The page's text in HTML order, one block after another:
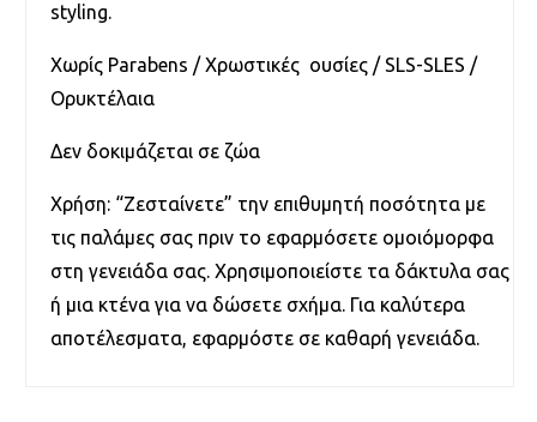
styling.
Χωρίς Parabens / Χρωστικές ουσίες / SLS-SLES /
Ορυκτέλαια
Δεν δοκιμάζεται σε ζώα
Χρήση: “Ζεσταίνετε” την επιθυμητή ποσότητα με
τις παλάμες σας πριν το εφαρμόσετε ομοιόμορφα
στη γενειάδα σας. Χρησιμοποιείστε τα δάκτυλα σας
ή μια κτένα για να δώσετε σχήμα. Για καλύτερα
αποτέλεσματα, εφαρμόστε σε καθαρή γενειάδα.